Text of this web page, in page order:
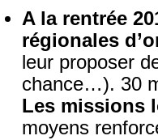
A la rentrée
régionales
leur proposer
chance…). 30
Les missions
moyens